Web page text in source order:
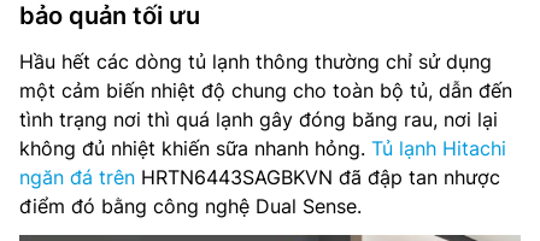
bảo quản tối ưu
Hầu hết các dòng tủ lạnh thông thường chỉ sử dụng
một cảm biến nhiệt độ chung cho toàn bộ tủ, dẫn đến
tình trạng nơi thì quá lạnh gây đóng băng rau, nơi lại
không đủ nhiệt khiến sữa nhanh hỏng. Tủ lạnh Hitachi
ngăn đá trên HRTN6443SAGBKVN đã đập tan nhược
điểm đó bằng công nghệ Dual Sense.